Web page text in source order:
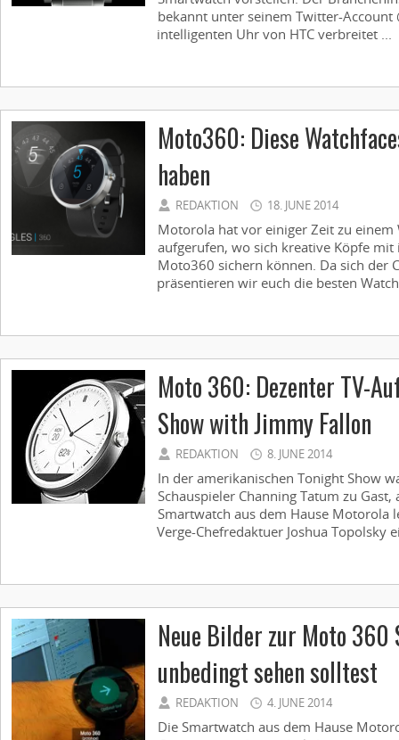
bekannt unter seinem Twitter-Account
intelligenten Uhr von HTC verbreitet ...
Moto360: Diese
haben
REDAKTION 18. JUNE 2014
Motorola hat vor einiger Zeit zu einem
aufgerufen, wo sich kreative Köpfe mit
Moto360 sichern können. Da sich der
präsentieren wir euch die besten
Moto 360: Dezenter TV-
Show with Jimmy Fallon
REDAKTION 8. JUNE 2014
In der amerikanischen Tonight Show
Schauspieler Channing Tatum zu Gast,
Smartwatch aus dem Hause Motorola
Verge-Chefredaktuer Joshua Topolsky
Neue Bilder zur Moto
unbedingt sehen solltest
REDAKTION 4. JUNE 2014
Die Smartwatch aus dem Hause